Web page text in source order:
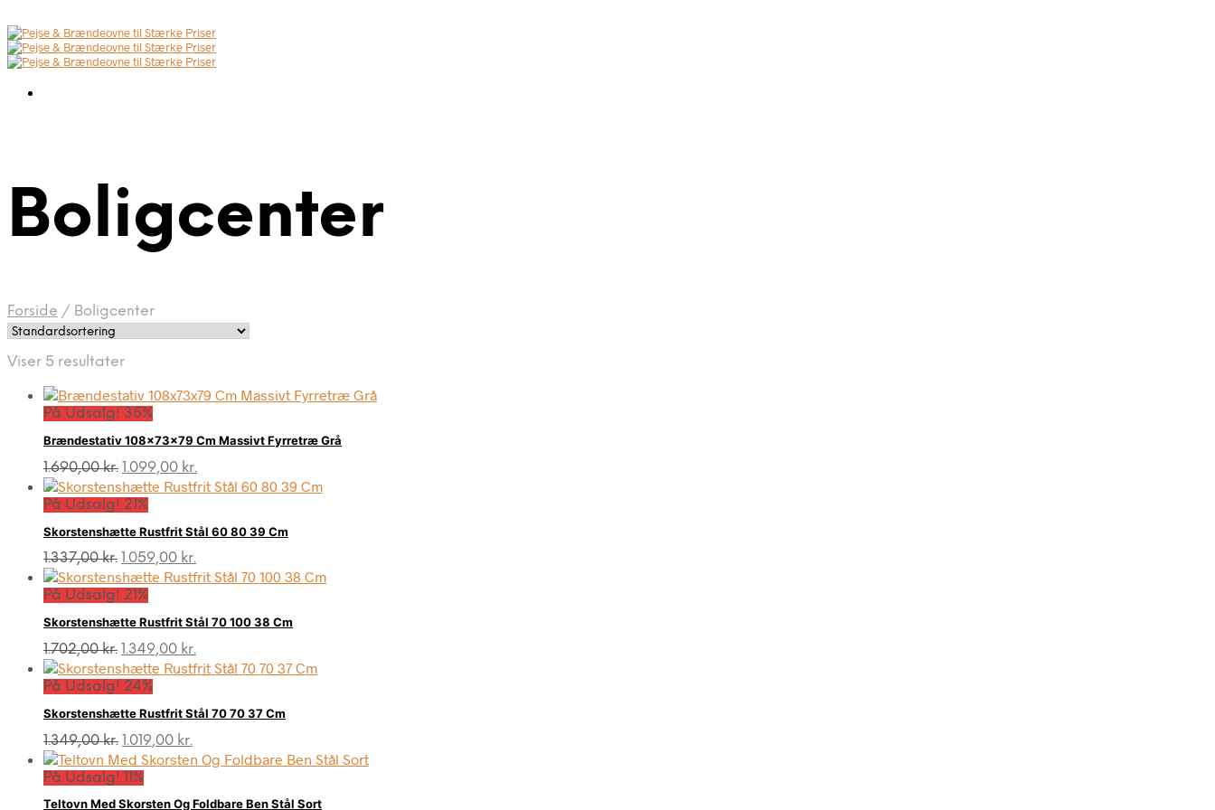
Boligcenter
Forside / Boligcenter
Viser 5 resultater
På Udsalg! 35%
Brændestativ 108x73x79 Cm Massivt Fyrretræ Grå
1.690,00kr. Den
oprindelige
pris
1.690,00 kr..
1.099,00 kr.
aktuelle
1.099,00 kr..
På Udsalg! 21%
Skorstenshætte Rustfrit Stål 60 80 39 Cm
1.337,00kr. Den
oprindelige
pris
1.337,00 kr..
1.059,00 kr.
aktuelle
1.059,00 kr..
På Udsalg! 21%
Skorstenshætte Rustfrit Stål 70 100 38 Cm
1.702,00kr. Den
oprindelige
pris
1.702,00 kr..
1.349,00 kr.
aktuelle
1.349,00 kr..
På Udsalg! 24%
Skorstenshætte Rustfrit Stål 70 70 37 Cm
1.349,00kr. Den
oprindelige
pris
1.019,00 kr.
aktuelle
På Udsalg! 11%
Teltovn Med Skorsten Og Foldbare Ben Stål Sort